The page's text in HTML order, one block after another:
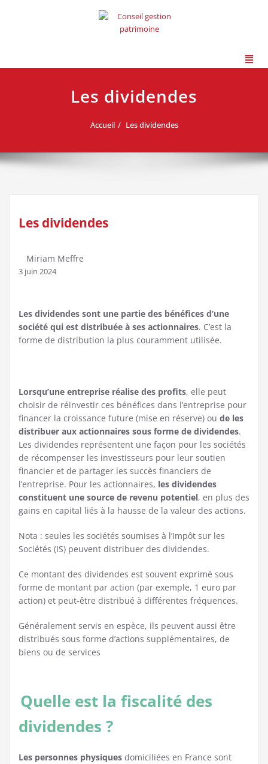
Les dividendes
Accueil Les dividendes
Les dividendes
Miriam Meffre
3 juin 2024
Les dividendes sont une partie des bénéfices d’une
société qui est distribuée à ses actionnaires. C’est la
forme de distribution la plus couramment utilisée.
Lorsqu’une entreprise réalise des profits, elle peut
choisir de réinvestir ces bénéfices dans l’entreprise pour
financer la croissance future (mise en réserve) ou de les
distribuer aux actionnaires sous forme de dividendes.
Les dividendes représentent une façon pour les sociétés
de récompenser les investisseurs pour leur soutien
financier et de partager les succès financiers de
l’entreprise. Pour les actionnaires, les dividendes
constituent une source de revenu potentiel, en plus des
gains en capital liés à la hausse de la valeur des actions.
Nota : seules les sociétés soumises à l’Impôt sur les
Sociétés (IS) peuvent distribuer des dividendes.
Ce montant des dividendes est souvent exprimé sous
forme de montant par action (par exemple, 1 euro par
action) et peut-être distribué à différentes fréquences.
Généralement servis en espèce, ils peuvent aussi être
distribués sous forme d’actions supplémentaires, de
biens ou de services
Quelle est la fiscalité des
dividendes ?
Les personnes physiques domiciliées en France sont